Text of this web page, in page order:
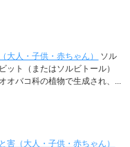
大人・子供・赤ちゃん）
ソル
ット（またはソルビトール）
オバコ科の植物で生成され、...
害（大人・子供・赤ちゃん）